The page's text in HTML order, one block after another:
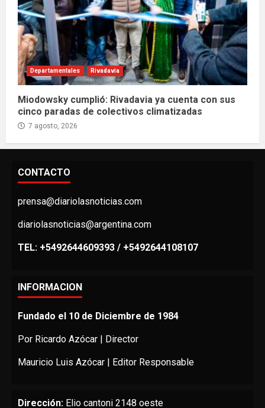
Departamentales Rivadavia
Miodowsky cumplió: Rivadavia ya cuenta con sus
cinco paradas de colectivos climatizadas
7 agosto, 2026
CONTACTO
prensa@diariolasnoticias.com
diariolasnoticias@argentina.com
TEL: +5492644609393 / +5492644108107
INFORMACION
Fundado el 10 de Diciembre de 1984
Por Ricardo Azócar | Director
Mauricio Luis Azócar | Editor Responsable
Dirección: Elio cantoni 2148 oeste